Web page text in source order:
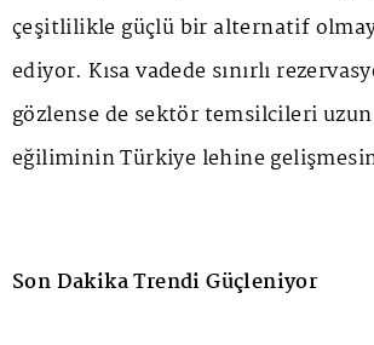
çeşitlilikle güçlü bir alternatif
ediyor. Kısa vadede sınırlı
gözlense de sektör temsilcileri
eğiliminin Türkiye lehine
Son Dakika Trendi Güçleniyor